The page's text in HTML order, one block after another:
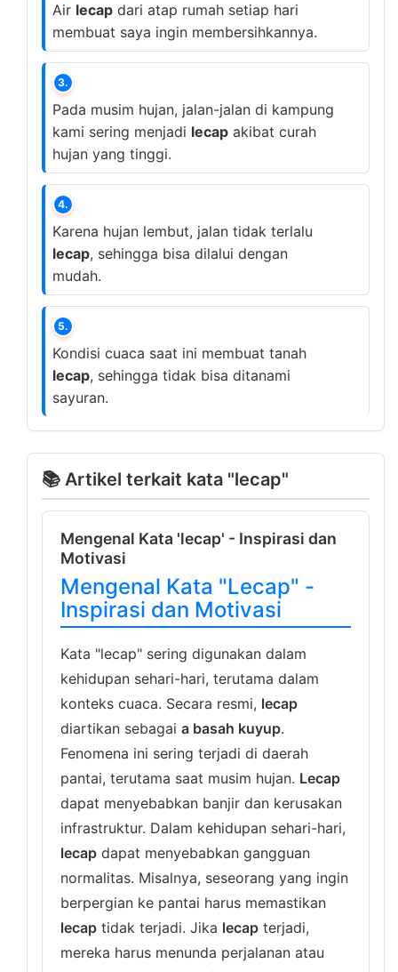
Air lecap dari atap rumah setiap hari
membuat saya ingin membersihkannya.
3.
Pada musim hujan, jalan-jalan di kampung
kami sering menjadi lecap akibat curah
hujan yang tinggi.
4.
Karena hujan lembut, jalan tidak terlalu
lecap, sehingga bisa dilalui dengan
mudah.
5.
Kondisi cuaca saat ini membuat tanah
lecap, sehingga tidak bisa ditanami
sayuran.
📚 Artikel terkait kata "lecap"
Mengenal Kata 'lecap' - Inspirasi dan
Motivasi
Mengenal Kata "Lecap" -
Inspirasi dan Motivasi
Kata "lecap" sering digunakan dalam
kehidupan sehari-hari, terutama dalam
konteks cuaca. Secara resmi, lecap
diartikan sebagai a basah kuyup.
Fenomena ini sering terjadi di daerah
pantai, terutama saat musim hujan. Lecap
dapat menyebabkan banjir dan kerusakan
infrastruktur. Dalam kehidupan sehari-hari,
lecap dapat menyebabkan gangguan
normalitas. Misalnya, seseorang yang ingin
berpergian ke pantai harus memastikan
lecap tidak terjadi. Jika lecap terjadi,
mereka harus menunda perjalanan atau